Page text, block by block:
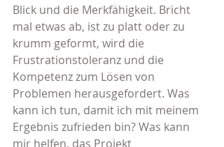
Blick und die Merkfähigkeit. Bricht
mal etwas ab, ist zu platt oder zu
krumm geformt, wird die
Frustrationstoleranz und die
Kompetenz zum Lösen von
Problemen herausgefordert. Was
kann ich tun, damit ich mit meinem
Ergebnis zufrieden bin? Was kann
mir helfen, das Projekt